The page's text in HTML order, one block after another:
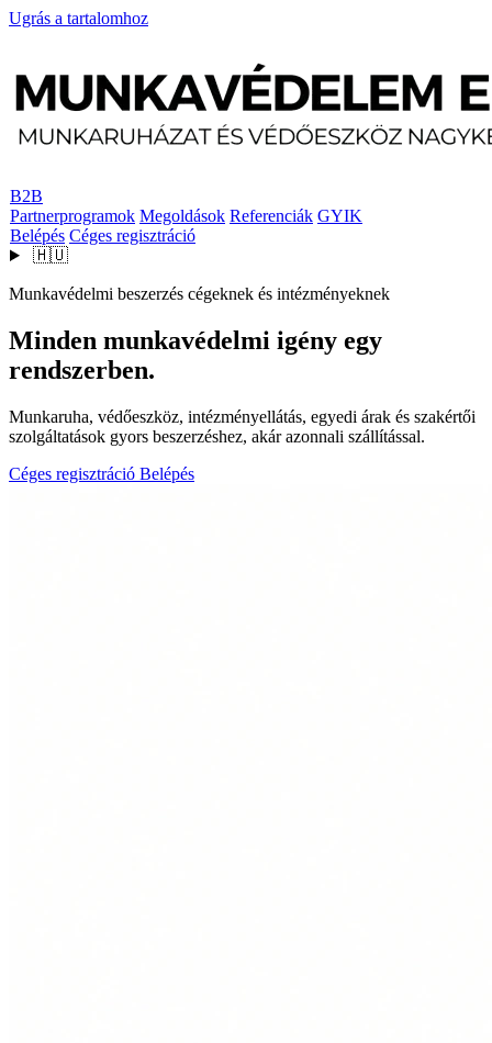
Ugrás a tartalomhoz
B2B
Partnerprogramok Megoldások Referenciák GYIK
Belépés Céges regisztráció
🇭🇺
Munkavédelmi beszerzés cégeknek és intézményeknek
Minden munkavédelmi igény egy
rendszerben.
Munkaruha, védőeszköz, intézményellátás, egyedi árak és szakértői
szolgáltatások gyors beszerzéshez, akár azonnali szállítással.
Céges regisztráció Belépés